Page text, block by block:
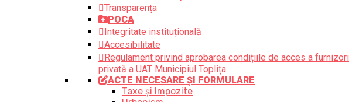
Transparența
POCA
Integritate instituțională
Accesibilitate
Regulament privind aprobarea condițiile de acces a
privată a UAT Municipiul Toplița
ACTE NECESARE ȘI FORMULARE
Taxe și Impozite